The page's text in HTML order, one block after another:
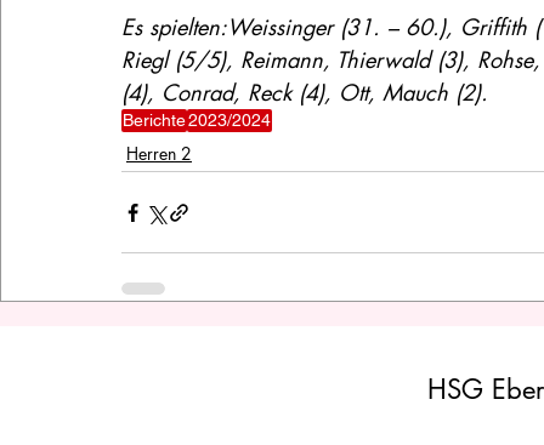
Es spielten:Weissinger (31. – 60.), Griffith
Riegl (5/5), Reimann, Thierwald (3),
(4), Conrad, Reck (4), Ott, Mauch (2).
Berichte2023/2024
Herren 2
HSG